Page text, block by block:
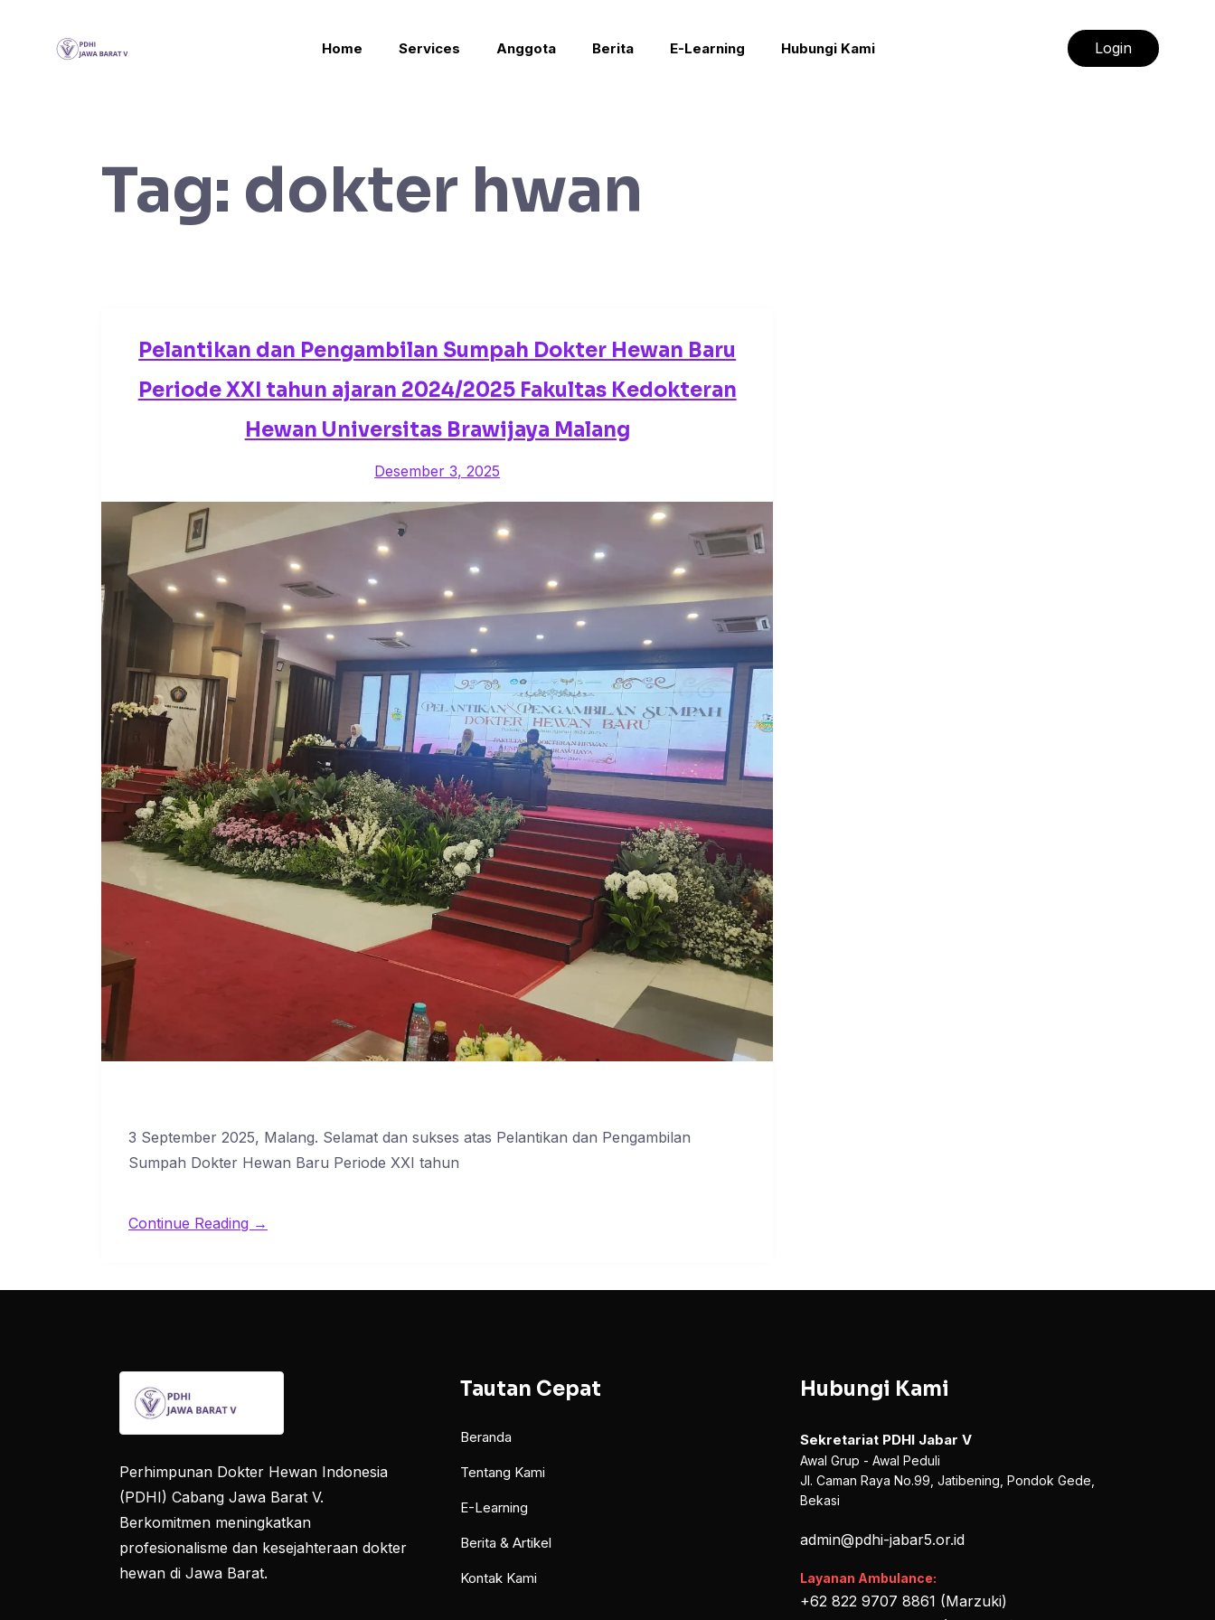
Home Services Anggota Berita E-Learning Hubungi Kami Login
Tag: dokter hwan
Pelantikan dan Pengambilan Sumpah Dokter Hewan Baru
Periode XXI tahun ajaran 2024/2025 Fakultas Kedokteran
Hewan Universitas Brawijaya Malang
Desember 3, 2025
3 September 2025, Malang. Selamat dan sukses atas Pelantikan dan Pengambilan
Sumpah Dokter Hewan Baru Periode XXI tahun
Continue Reading →
Perhimpunan Dokter Hewan Indonesia
(PDHI) Cabang Jawa Barat V.
Berkomitmen meningkatkan
profesionalisme dan kesejahteraan dokter
hewan di Jawa Barat.
Tautan Cepat
Beranda
Tentang Kami
E-Learning
Berita & Artikel
Kontak Kami
Hubungi Kami
Sekretariat PDHI Jabar V
Awal Grup - Awal Peduli
Jl. Caman Raya No.99, Jatibening, Pondok Gede,
Bekasi
admin@pdhi-jabar5.or.id
Layanan Ambulance:
+62 822 9707 8861 (Marzuki)